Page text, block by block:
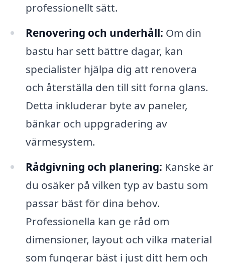
professionellt sätt.
Renovering och underhåll: Om din
bastu har sett bättre dagar, kan
specialister hjälpa dig att renovera
och återställa den till sitt forna glans.
Detta inkluderar byte av paneler,
bänkar och uppgradering av
värmesystem.
Rådgivning och planering: Kanske är
du osäker på vilken typ av bastu som
passar bäst för dina behov.
Professionella kan ge råd om
dimensioner, layout och vilka material
som fungerar bäst i just ditt hem och